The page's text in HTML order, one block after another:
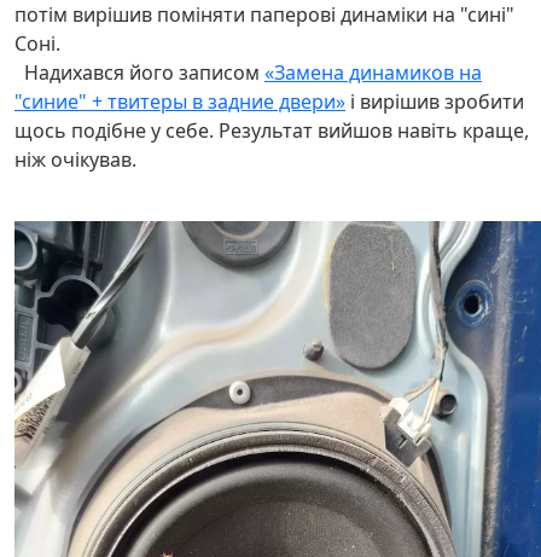
потім вирішив поміняти паперові динаміки на "сині"
Соні.
Надихався його записом «Замена динамиков на
"синие" + твитеры в задние двери» і вирішив зробити
щось подібне у себе. Результат вийшов навіть краще,
ніж очікував.